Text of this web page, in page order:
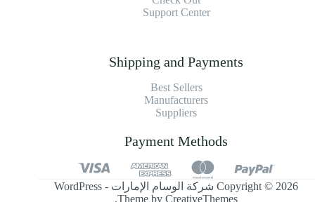
Support Center
Shipping and Payments
Best Sellers
Manufacturers
Suppliers
Payment Methods
Copyright © 2026 شركة الوسام الإمارات - WordPress
Theme byCreativeThemes
.